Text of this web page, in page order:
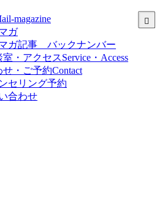
magazine
ガ
ガ記事 バックナンバー
・アクセスService・Access
せ・ご予約Contact
セリング予約
合わせ